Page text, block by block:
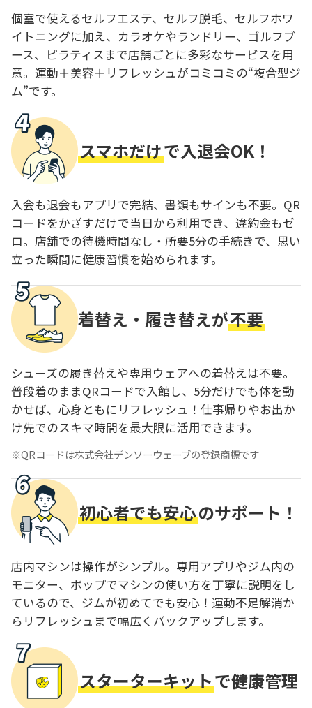
個室で使えるセルフエステ、セルフ脱毛、セルフホワ
イトニングに加え、カラオケやランドリー、ゴルフブ
ース、ピラティスまで店舗ごとに多彩なサービスを用
意。運動＋美容＋リフレッシュがコミコミの“複合型ジ
ム”です。
スマホだけで入退会OK！
入会も退会もアプリで完結、書類もサインも不要。QR
コードをかざすだけで当日から利用でき、違約金もゼ
ロ。店舗での待機時間なし・所要5分の手続きで、思い
立った瞬間に健康習慣を始められます。
着替え・履き替えが不要
シューズの履き替えや専用ウェアへの着替えは不要。
普段着のままQRコードで入館し、5分だけでも体を動
かせば、心身ともにリフレッシュ！仕事帰りやお出か
け先でのスキマ時間を最大限に活用できます。
QRコードは株式会社デンソーウェーブの登録商標です
初心者でも安心のサポート！
店内マシンは操作がシンプル。専用アプリやジム内の
モニター、ポップでマシンの使い方を丁寧に説明をし
ているので、ジムが初めてでも安心！運動不足解消か
らリフレッシュまで幅広くバックアップします。
スターターキットで健康管理